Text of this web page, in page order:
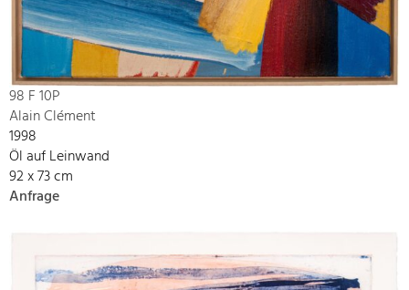
98 F 10P
Alain Clément
1998
Öl auf Leinwand
92 x 73 cm
Anfrage